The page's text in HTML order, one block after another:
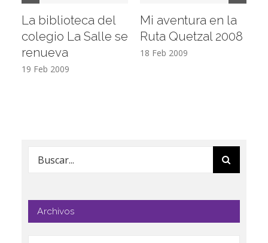
La biblioteca del
colegio La Salle se
renueva
19 Feb 2009
Mi aventura en la
Ruta Quetzal 2008
18 Feb 2009
Buscar:
Archivos